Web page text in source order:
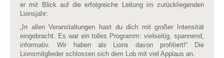
er mit Blick auf die erfolgreiche Leitung im zurückliegenden
Lionsjahr:
„In allen Veranstaltungen hast du dich mit großer Intensität
eingebracht. Es war ein tolles Programm: vielseitig, spannend,
informativ. Wir haben als Lions davon profitiert!“ Die
Lionsmitglieder schlossen sich dem Lob mit viel Applaus an.